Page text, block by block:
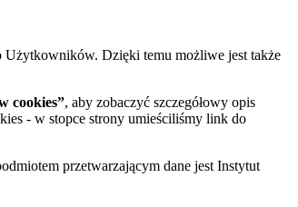
Użytkowników. Dzięki temu możliwe jest także
cookies”, aby zobaczyć szczegółowy opis
- w stopce strony umieściliśmy link do
przetwarzającym dane jest Instytut